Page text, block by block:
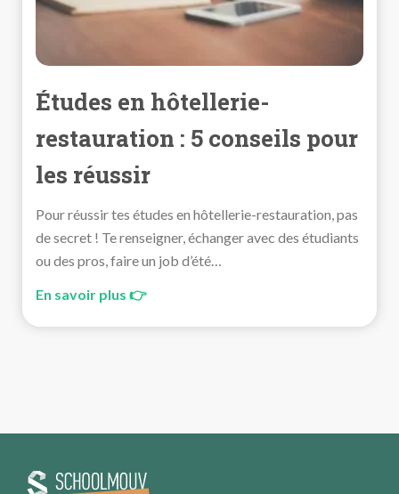
Études en hôtellerie-
restauration : 5 conseils pour
les réussir
Pour réussir tes études en hôtellerie-restauration, pas
de secret ! Te renseigner, échanger avec des étudiants
ou des pros, faire un job d’été…
En savoir plus 👉